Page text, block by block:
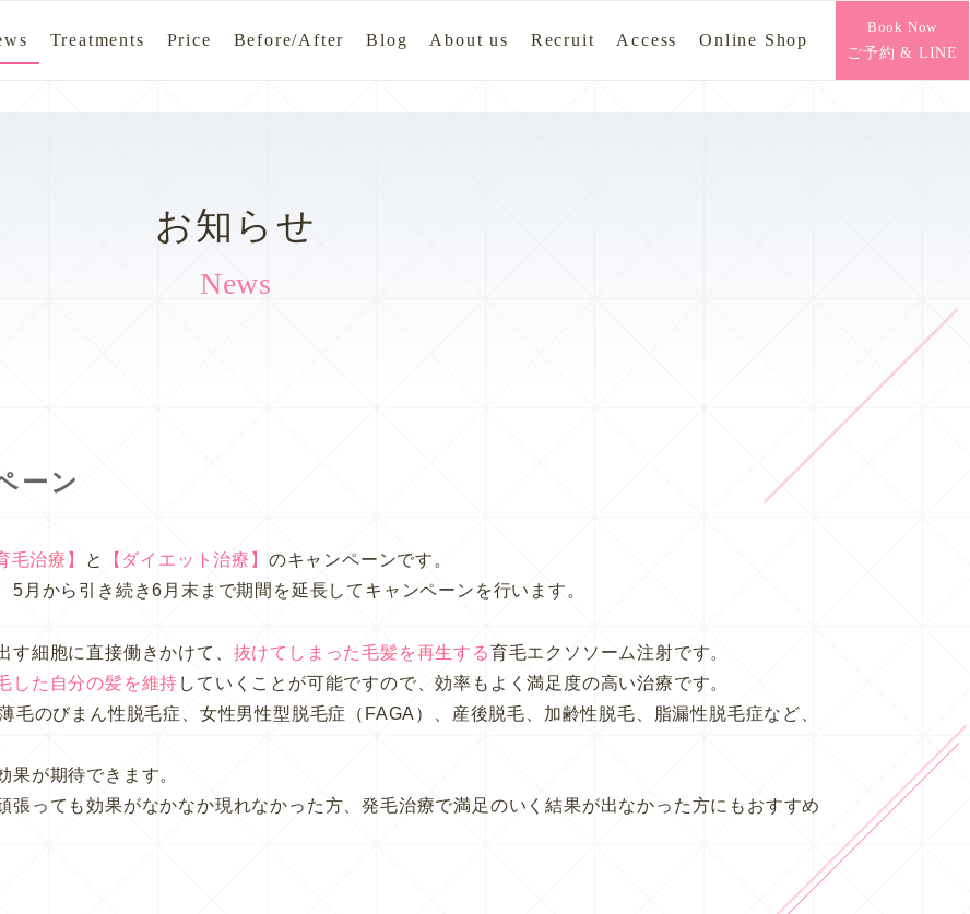
Treatments Price Before/After Blog About us Recruit Access Online Shop
Book Now
ご予約 & LINE
お知らせ
News
ーン
毛治療】 と 【ダイエット治療】 のキャンペーンです。
月から引き続き6月末まで期間を延長してキャンペーンを行います。
す細胞に直接働きかけて、 抜けてしまった毛髪を再生する育毛エクソソーム注射です。
した自分の髪を維持 していくことが可能ですので、効率もよく満足度の高い治療です。
毛のびまん性脱毛症、女性男性型脱毛症（FAGA）、産後脱毛、加齢性脱毛、脂漏性脱毛症など、
果が期待できます。
張っても効果がなかなか現れなかった方、発毛治療で満足のいく結果が出なかった方にもおすすめ